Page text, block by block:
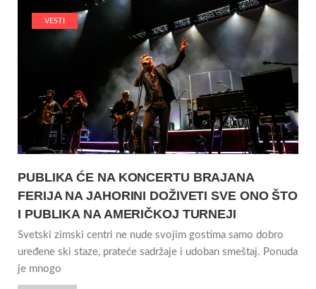
VESTI
PUBLIKA ĆE NA KONCERTU BRAJANA
FERIJA NA JAHORINI DOŽIVETI SVE ONO ŠTO
I PUBLIKA NA AMERIČKOJ TURNEJI
Svetski zimski centri ne nude svojim gostima samo dobro
uređene ski staze, prateće sadržaje i udoban smeštaj. Ponuda
je mnogo